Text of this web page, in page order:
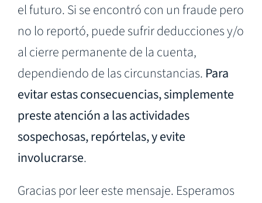
el futuro. Si se encontró con un fraude pero
no lo reportó, puede sufrir deducciones y/o
al cierre permanente de la cuenta,
dependiendo de las circunstancias. Para
evitar estas consecuencias, simplemente
preste atención a las actividades
sospechosas, repórtelas, y evite
involucrarse.
Gracias por leer este mensaje. Esperamos